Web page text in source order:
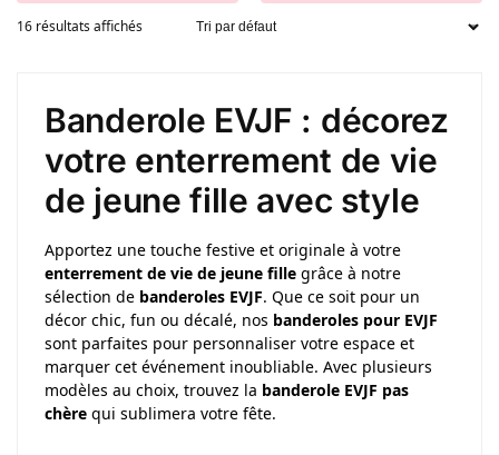
16 résultats affichés
Banderole EVJF : décorez
votre enterrement de vie
de jeune fille avec style
Apportez une touche festive et originale à votre
enterrement de vie de jeune fille grâce à notre
sélection de banderoles EVJF. Que ce soit pour un
décor chic, fun ou décalé, nos banderoles pour EVJF
sont parfaites pour personnaliser votre espace et
marquer cet événement inoubliable. Avec plusieurs
modèles au choix, trouvez la banderole EVJF pas
chère qui sublimera votre fête.